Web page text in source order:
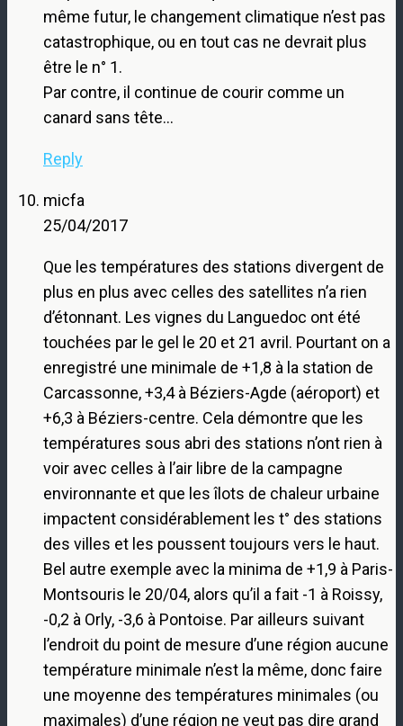
même futur, le changement climatique n’est pas
catastrophique, ou en tout cas ne devrait plus
être le n° 1.
Par contre, il continue de courir comme un
canard sans tête…
Reply
micfa
25/04/2017
Que les températures des stations divergent de
plus en plus avec celles des satellites n’a rien
d’étonnant. Les vignes du Languedoc ont été
touchées par le gel le 20 et 21 avril. Pourtant on a
enregistré une minimale de +1,8 à la station de
Carcassonne, +3,4 à Béziers-Agde (aéroport) et
+6,3 à Béziers-centre. Cela démontre que les
températures sous abri des stations n’ont rien à
voir avec celles à l’air libre de la campagne
environnante et que les îlots de chaleur urbaine
impactent considérablement les t° des stations
des villes et les poussent toujours vers le haut.
Bel autre exemple avec la minima de +1,9 à Paris-
Montsouris le 20/04, alors qu’il a fait -1 à Roissy,
-0,2 à Orly, -3,6 à Pontoise. Par ailleurs suivant
l’endroit du point de mesure d’une région aucune
température minimale n’est la même, donc faire
une moyenne des températures minimales (ou
maximales) d’une région ne veut pas dire grand